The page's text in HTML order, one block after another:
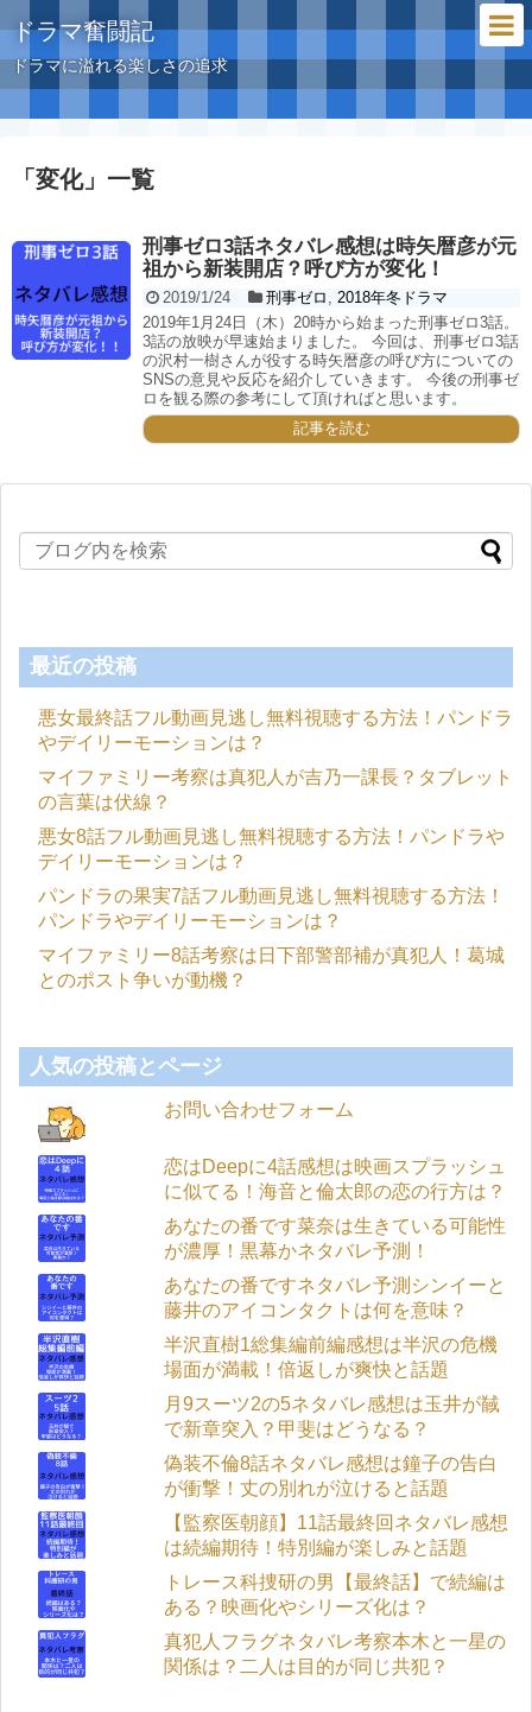
ドラマ奮闘記
ドラマに溢れる楽しさの追求
「 変化」 一覧
刑事ゼロ3話ネタバレ感想は時矢暦彦が元
祖から新装開店？呼び方が変化！
2019/1/24 刑事ゼロ
2018年冬ドラマ
2019年1月24日（木）20時から始まった刑事ゼロ3話。
3話の放映が早速始まりました。 今回は、刑事ゼロ3話
の沢村一樹さんが役する時矢暦彦の呼び方についての
SNSの意見や反応を紹介していきます。 今後の刑事ゼ
ロを観る際の参考にして頂ければと思います。
記事を読む
最近の投稿
悪女最終話フル動画見逃し無料視聴する方法！パンドラ
やデイリーモーションは？
マイファミリー考察は真犯人が吉乃一課長？タブレット
の言葉は伏線？
悪女8話フル動画見逃し無料視聴する方法！パンドラや
デイリーモーションは？
パンドラの果実7話フル動画見逃し無料視聴する方法！
パンドラやデイリーモーションは？
マイファミリー8話考察は日下部警部補が真犯人！葛城
とのポスト争いが動機？
人気の投稿とページ
お問い合わせフォーム
恋はDeepに4話感想は映画スプラッシュ
に似てる！海音と倫太郎の恋の行方は？
あなたの番です菜奈は生きている可能性
が濃厚！黒幕かネタバレ予測！
あなたの番ですネタバレ予測シンイーと
藤井のアイコンタクトは何を意味？
半沢直樹1総集編前編感想は半沢の危機
場面が満載！倍返しが爽快と話題
月9スーツ2の5ネタバレ感想は玉井が馘
で新章突入？甲斐はどうなる？
偽装不倫8話ネタバレ感想は鐘子の告白
が衝撃！丈の別れが泣けると話題
【監察医朝顔】11話最終回ネタバレ感想
は続編期待！特別編が楽しみと話題
トレース科捜研の男【最終話】で続編は
ある？映画化やシリーズ化は？
真犯人フラグネタバレ考察本木と一星の
関係は？二人は目的が同じ共犯？